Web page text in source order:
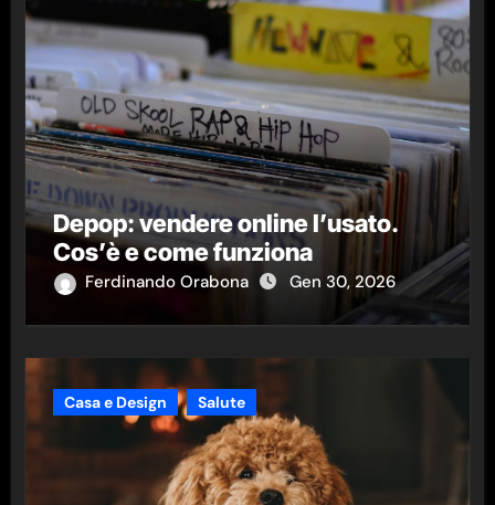
Depop: vendere online l’usato.
Cos’è e come funziona
Ferdinando Orabona Gen 30, 2026
Casa e Design Salute